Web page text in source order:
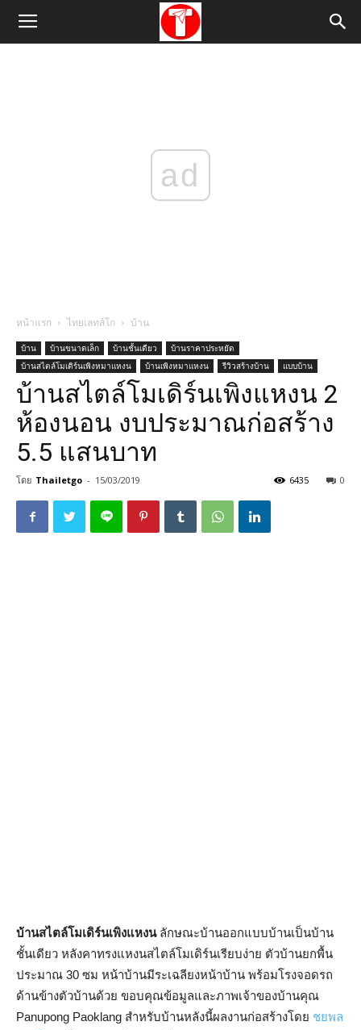
ad
หน้าแรก ไทยเลทส์โก บ้าน
บ้าน บ้านขนาดเล็ก บ้านชั้นเดียว
บ้านราคาประหยัด
บ้านสไตล์โมเดิร์นเพิงหมาแหงน
บ้านเพิงหมาแหงน รีวิวสร้างบ้าน แบบบ้าน
บ้านสไตล์โมเดิร์นเพิงแหงน 2
ห้องนอน งบประมาณก่อสร้าง
5.5 แสนบาท
โดย Thailetgo - 15/03/2019 0
6435
บ้านสไตล์โมเดิร์นเพิงแหงนลักษณะบ้านออกแบบบ้านเป็นบ้าน
ชั้นเดียว หลังคาทรงแหงนสไตล์โมเดิร์นเรียบง่าย ตัวบ้านยกพื้น
ประมาณ 30 ซม หน้าบ้านมีระเฉลียงหน้าบ้าน พร้อมโรงจอดรถ
ด้านข้างตัวบ้านด้วย ขอบคุณข้อมูลและภาพเจ้าของบ้านคุณ
Panupong Paoklang สำหรับบ้านหลังนี้ผลงานก่อสร้างโดย ชยพล